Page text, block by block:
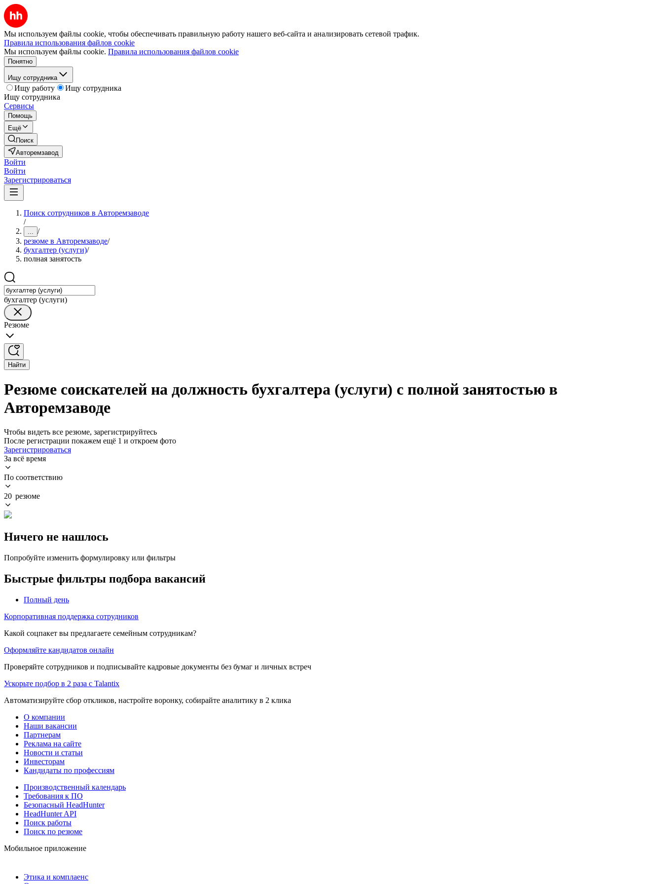
Мы используем файлы cookie, чтобы обеспечивать правильную работу нашего веб-сайта и анализировать сетевой трафик.
Правила использования файлов cookie
Мы используем файлы cookie. Правила использования файлов cookie
Понятно
Ищу сотрудника
Ищу работу
Ищу сотрудника
Ищу сотрудника
Сервисы
Помощь
Ещё
Поиск
Авторемзавод
Войти
Войти
Зарегистрироваться
Поиск сотрудников в Авторемзаводе
/
... /
резюме в Авторемзаводе/
бухгалтер (услуги)/
полная занятость
бухгалтер (услуги)
Резюме
Найти
Резюме соискателей на должность бухгалтера (услуги) с полной занятостью в
Авторемзаводе
Чтобы видеть все резюме, зарегистрируйтесь
После регистрации покажем ещё 1 и откроем фото
Зарегистрироваться
За всё время
По соответствию
20 резюме
Ничего не нашлось
Попробуйте изменить формулировку или фильтры
Быстрые фильтры подбора вакансий
Полный день
Корпоративная поддержка сотрудников
Какой соцпакет вы предлагаете семейным сотрудникам?
Оформляйте кандидатов онлайн
Проверяйте сотрудников и подписывайте кадровые документы без бумаг и личных встреч
Ускорьте подбор в 2 раза с Talantix
Автоматизируйте сбор откликов, настройте воронку, собирайте аналитику в 2 клика
О компании
Наши вакансии
Партнерам
Реклама на сайте
Новости и статьи
Инвесторам
Кандидаты по профессиям
Производственный календарь
Требования к ПО
Безопасный HeadHunter
HeadHunter API
Поиск работы
Поиск по резюме
Мобильное приложение
Этика и комплаенс